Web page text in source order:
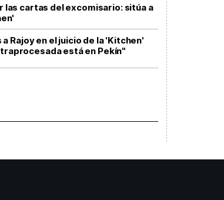
las cartas del excomisario: sitúa a
Rajoy en el juicio de la 'Kitchen'
está en Pekín"